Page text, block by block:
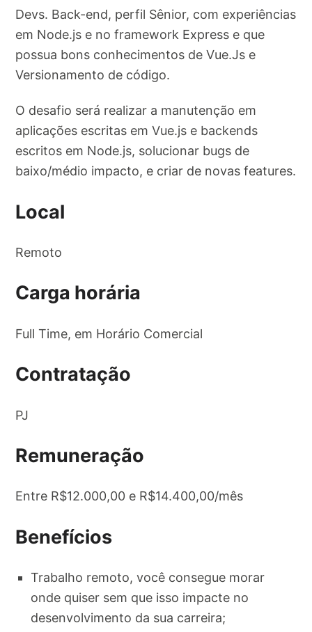
Devs. Back-end, perfil Sênior, com experiências
em Node.js e no framework Express e que
possua bons conhecimentos de Vue.Js e
Versionamento de código.
O desafio será realizar a manutenção em
aplicações escritas em Vue.js e backends
escritos em Node.js, solucionar bugs de
baixo/médio impacto, e criar de novas features.
Local
Remoto
Carga horária
Full Time, em Horário Comercial
Contratação
PJ
Remuneração
Entre R$12.000,00 e R$14.400,00/mês
Benefícios
Trabalho remoto, você consegue morar
onde quiser sem que isso impacte no
desenvolvimento da sua carreira;